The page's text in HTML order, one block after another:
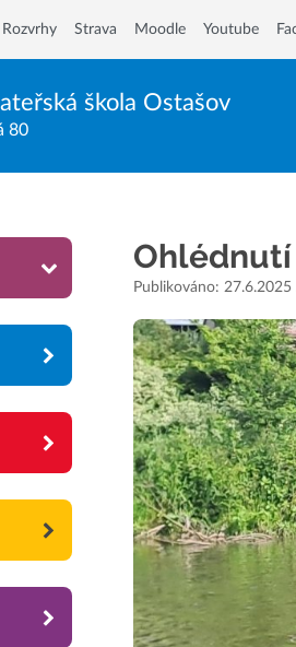
škola Ostašov
80
Rozvrhy Strava Moodle Youtube
Publikováno: